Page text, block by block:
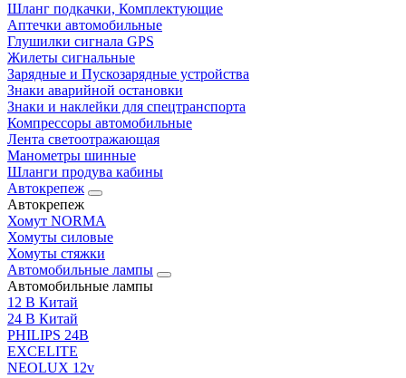
Шланг подкачки, Комплектующие
Аптечки автомобильные
Глушилки сигнала GPS
Жилеты сигнальные
Зарядные и Пускозарядные устройства
Знаки аварийной остановки
Знаки и наклейки для спецтранспорта
Компрессоры автомобильные
Лента светоотражающая
Манометры шинные
Шланги продува кабины
Автокрепеж
Автокрепеж
Хомут NORMA
Хомуты силовые
Хомуты стяжки
Автомобильные лампы
Автомобильные лампы
12 В Китай
24 В Китай
PHILIPS 24В
EXCELITE
NEOLUX 12v